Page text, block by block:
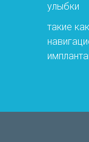
улыбки
такие